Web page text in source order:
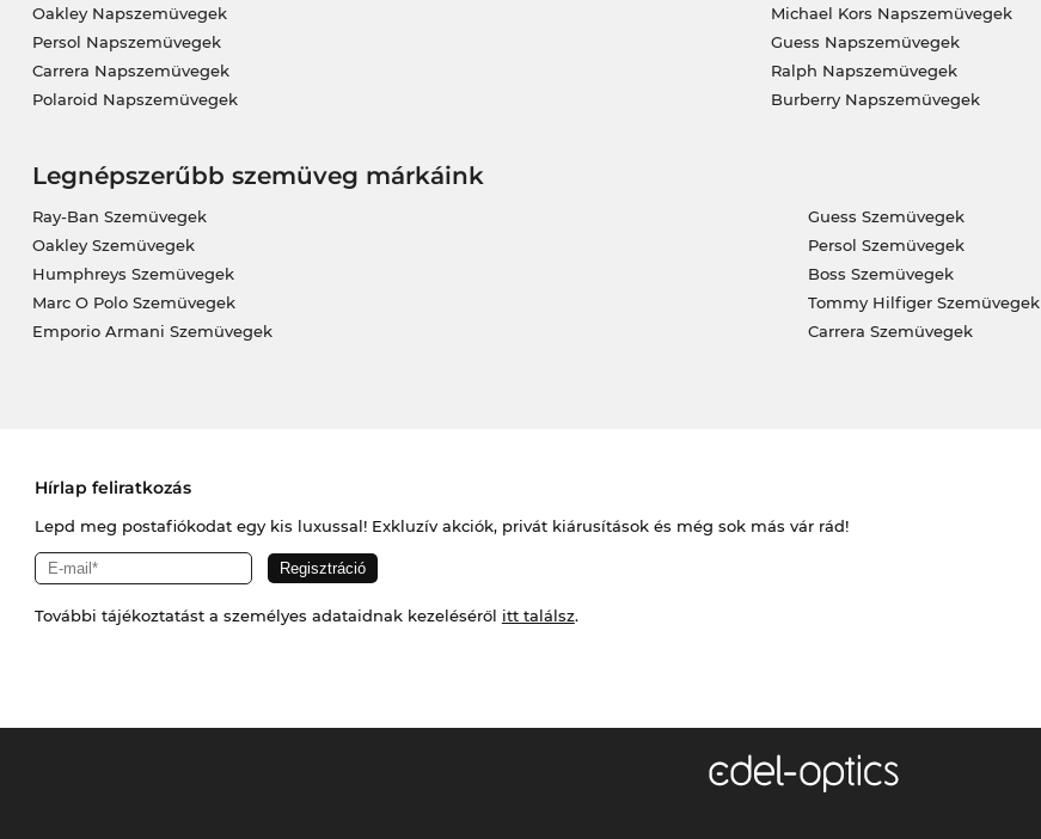
Oakley Napszemüvegek
Persol Napszemüvegek
Carrera Napszemüvegek
Polaroid Napszemüvegek
Michael Kors Napszemüvegek
Guess Napszemüvegek
Ralph Napszemüvegek
Burberry Napszemüvegek
Legnépszerűbb szemüveg márkáink
Ray-Ban Szemüvegek
Oakley Szemüvegek
Humphreys Szemüvegek
Marc O Polo Szemüvegek
Emporio Armani Szemüvegek
Guess Szemüvegek
Persol Szemüvegek
Boss Szemüvegek
Tommy Hilfiger Szemüvegek
Carrera Szemüvegek
Hírlap feliratkozás
Lepd meg postafiókodat egy kis luxussal! Exkluzív akciók, privát kiárusítások és még sok más vár rád!
További tájékoztatást a személyes adataidnak kezeléséről itt találsz.